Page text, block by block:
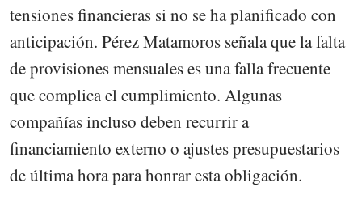
tensiones financieras si no se ha planificado con
anticipación. Pérez Matamoros señala que la falta
de provisiones mensuales es una falla frecuente
que complica el cumplimiento. Algunas
compañías incluso deben recurrir a
financiamiento externo o ajustes presupuestarios
de última hora para honrar esta obligación.